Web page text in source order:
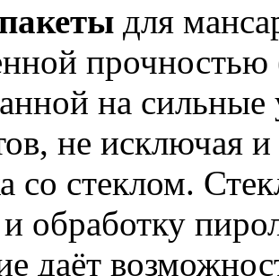
для
прочностью
на
не исключая
со стеклом.
и обработку
даёт